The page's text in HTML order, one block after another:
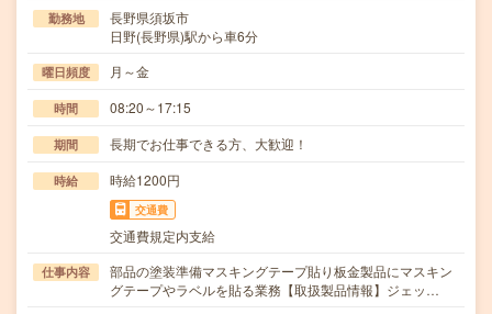
勤務地
長野県須坂市
日野(長野県)駅から車6分
曜日頻度 月～金
時間 08:20～17:15
期間 長期でお仕事できる方、大歓迎！
時給 時給1200円
交通費
交通費規定内支給
仕事内容
部品の塗装準備マスキングテープ貼り板金製品にマスキン
グテープやラベルを貼る業務【取扱製品情報】ジェッ…